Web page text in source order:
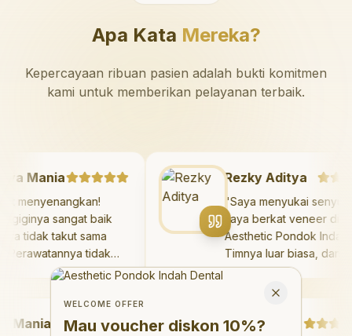
Apa Kata Mereka?
Kepercayaan ribuan pasien adalah bukti komitmen
kami untuk memberikan pelayanan terbaik.
Mania
menyenangkan!
giginya sangat baik
saya tidak takut sama
Perawatannya tidak
dan saya bisa bermain
suka pergi ke dokter
sekarang! "
Rezky Aditya
"Saya menyukai
saya berkat veneer
Aesthetic Pondok
Timnya luar biasa,
hasilnya melebihi
saya. Saya
hari."
Welcome Offer
Mau voucher diskon <strong>10%</strong>?
WELCOME OFFER
Mau voucher diskon 10%?
Close